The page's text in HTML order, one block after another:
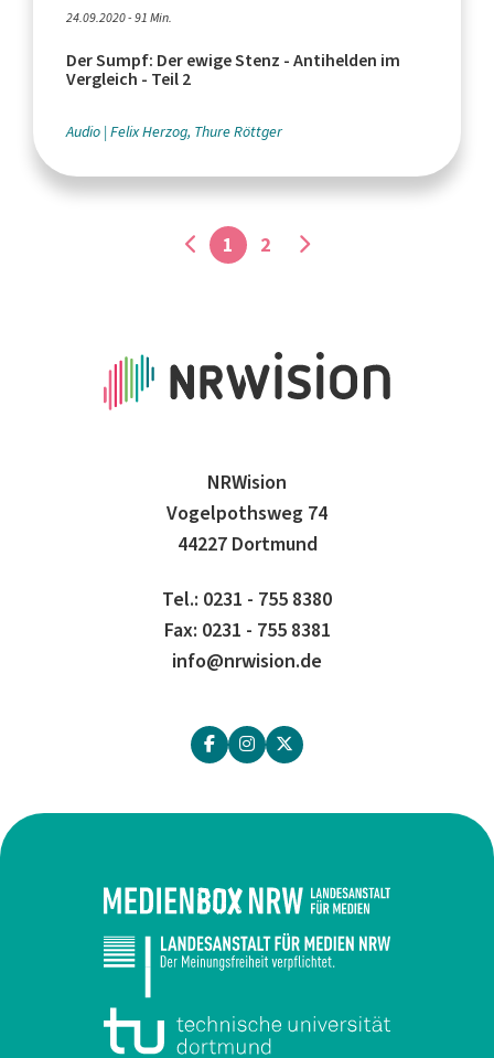
24.09.2020 - 91 Min.
Der Sumpf: Der ewige Stenz - Antihelden im
Vergleich - Teil 2
Audio Felix Herzog, Thure Röttger
1 2
NRWision
Vogelpothsweg 74
44227 Dortmund
Tel.: 0231 - 755 8380
Fax: 0231 - 755 8381
info@nrwision.de